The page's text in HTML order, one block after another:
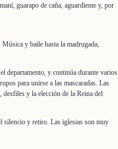
guarapo de caña, aguardiente y, por
y baile hasta la madrugada,
departamento, y continúa durante varios
para unirse a las mascaradas. Las
desfiles y la elección de la Reina del
silencio y retiro. Las iglesias son muy